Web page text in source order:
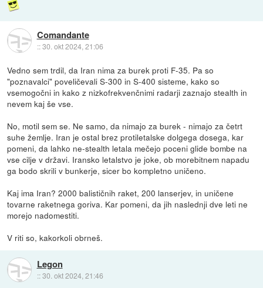
Comandante
::30. okt 2024, 21:06
Vedno sem trdil, da Iran nima za burek proti F-35. Pa so
"poznavalci" poveličevali S-300 in S-400 sisteme, kako so
vsemogočni in kako z nizkofrekvenčnimi radarji zaznajo stealth in
nevem kaj še vse.
No, motil sem se. Ne samo, da nimajo za burek - nimajo za četrt
suhe žemlje. Iran je ostal brez protiletalske dolgega dosega, kar
pomeni, da lahko ne-stealth letala mečejo poceni glide bombe na
vse cilje v državi. Iransko letalstvo je joke, ob morebitnem napadu
ga bodo skrili v bunkerje, sicer bo kompletno uničeno.
Kaj ima Iran? 2000 balističnih raket, 200 lanserjev, in uničene
tovarne raketnega goriva. Kar pomeni, da jih naslednji dve leti ne
morejo nadomestiti.
V riti so, kakorkoli obrneš.
Legon
::30. okt 2024, 21:46